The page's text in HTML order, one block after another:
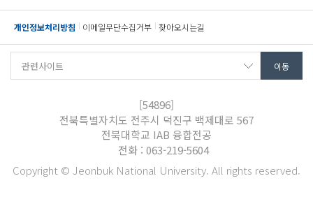
개인정보처리방침 이메일무단수집거부 찾아오시는길
[54896]
전북특별자치도 전주시 덕진구 백제대로 567
전북대학교 IAB 융합전공
전화 : 063-219-5604
Copyright © Jeonbuk National University. All rights reserved.